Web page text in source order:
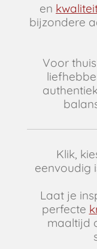
en
bijzondere
Voor
Klik,
eenvoudig
Laat je
perfecte
maaltijd